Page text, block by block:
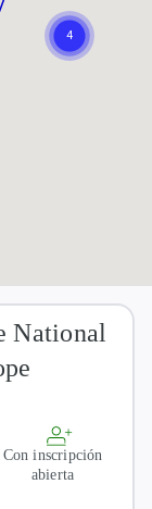
National
Con inscripción
abierta